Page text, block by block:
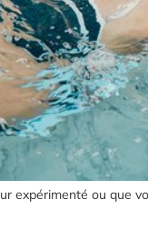
expérimenté ou que